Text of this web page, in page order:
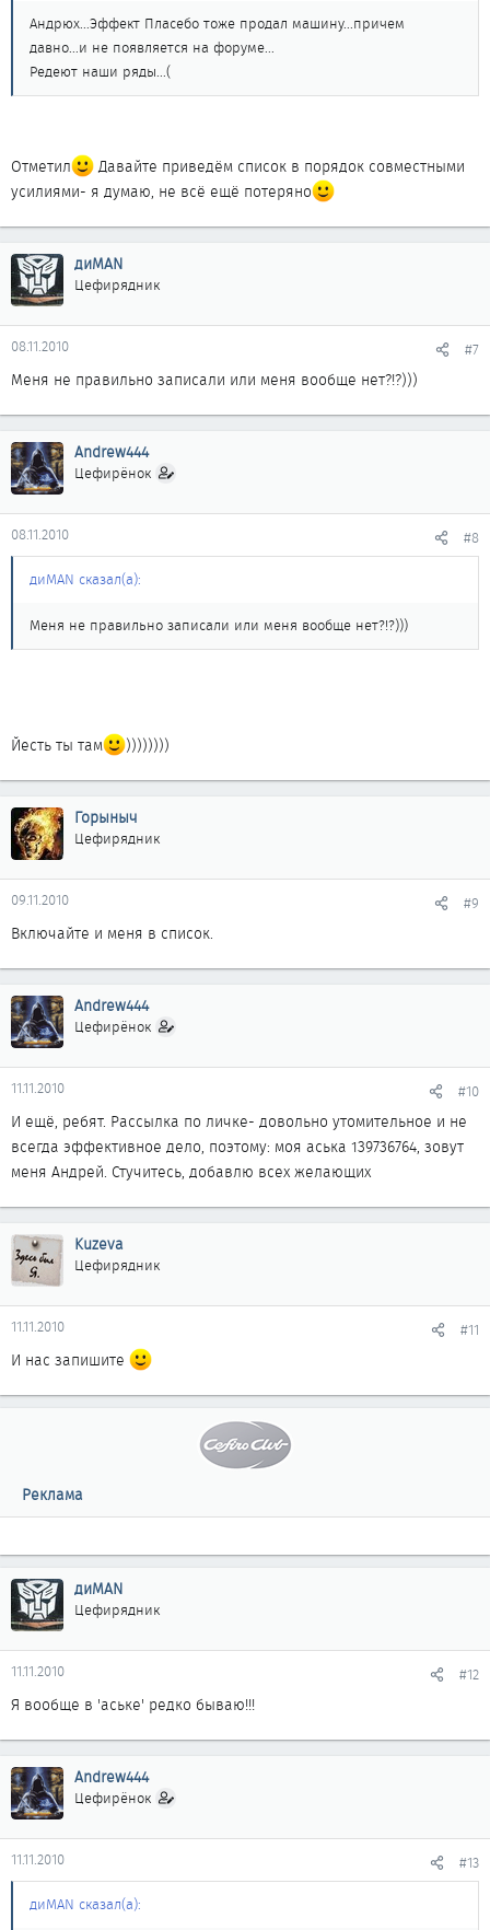
Андрюх...Эффект Пласебо тоже продал машину...причем
давно...и не появляется на форуме...
Редеют наши ряды...(
Отметил
Давайте приведём список в порядок совместными
усилиями- я думаю, не всё ещё потеряно
диMAN
Цефирядник
08.11.2010 #7
Меня не правильно записали или меня вообще нет?!?)))
Andrew444
Цефирёнок
08.11.2010 #8
диMAN сказал(а):
Меня не правильно записали или меня вообще нет?!?)))
Йесть ты там ))))))))
Горыныч
Цефирядник
09.11.2010 #9
Включайте и меня в список.
Andrew444
Цефирёнок
11.11.2010 #10
И ещё, ребят. Рассылка по личке- довольно утомительное и не
всегда эффективное дело, поэтому: моя аська 139736764, зовут
меня Андрей. Стучитесь, добавлю всех желающих
Kuzeva
Цефирядник
11.11.2010 #11
И нас запишите
Реклама
диMAN
Цефирядник
11.11.2010 #12
Я вообще в 'аське' редко бываю!!!
Andrew444
Цефирёнок
11.11.2010 #13
диMAN сказал(а):